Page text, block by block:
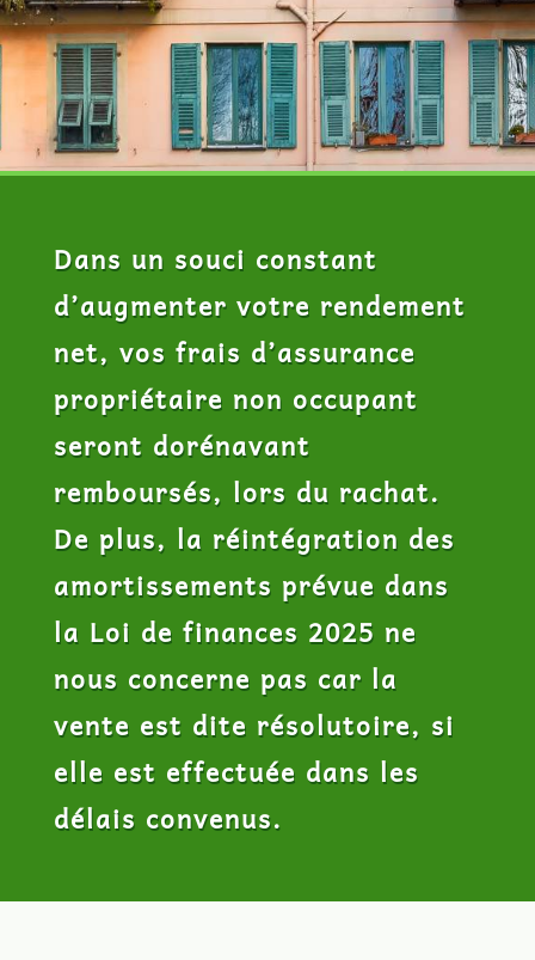
Dans un souci constant
d’augmenter votre rendement
net, vos frais d’assurance
propriétaire non occupant
seront dorénavant
remboursés, lors du rachat.
De plus, la réintégration des
amortissements prévue dans
la Loi de finances 2025 ne
nous concerne pas car la
vente est dite résolutoire, si
elle est effectuée dans les
délais convenus.